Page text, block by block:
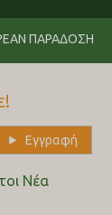
ΠΑΡΑΔΟΣΗ
Nέα